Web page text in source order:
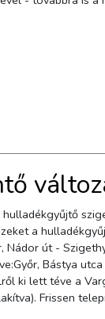
a
út -
Bástya
ki lett téve a
Frissen